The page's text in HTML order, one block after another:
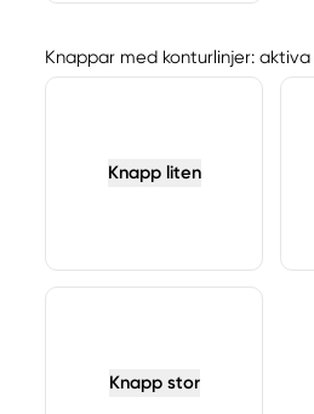
Knappar med konturlinjer: aktiva
Knapp liten
Knapp stor